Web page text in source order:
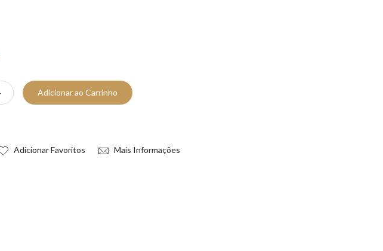
Adicionar ao Carrinho
Adicionar Favoritos Mais Informações